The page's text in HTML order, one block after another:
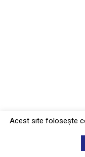
Acest site foloseşte